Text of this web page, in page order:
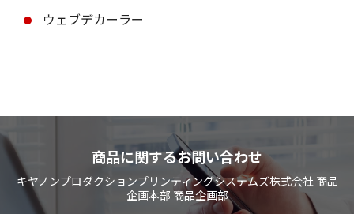
ウェブデカーラー
商品に関するお問い合わせ
キヤノンプロダクションプリンティングシステムズ株式会社 商品
企画本部 商品企画部